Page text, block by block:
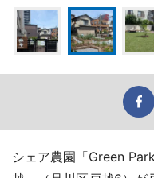
シェア農園「Green